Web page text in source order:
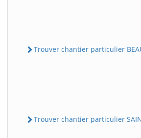
Trouver chantier particulier
Trouver chantier particulier